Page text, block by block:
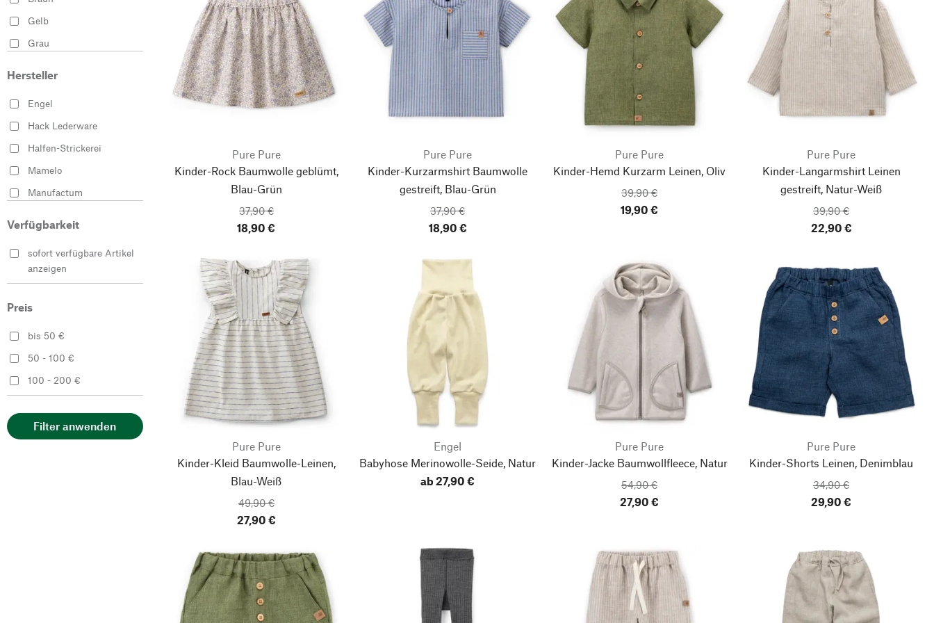
110/116
122/128 134/140
Gelb
Grau
Schwarz
Weiß
Hersteller
Engel
Hack Lederware
Halfen-Strickerei
Mamelo
Manufactum
Verfügbarkeit
sofort verfügbare Artikel
anzeigen
Preis
bis 50 €
50 - 100 €
100 - 200 €
Filter anwenden
Pure Pure
Kinder-Rock Baumwolle geblümt,
Blau-Grün
37,90 €
18,90 €
Pure Pure
Kinder-Kurzarmshirt Baumwolle
gestreift, Blau-Grün
37,90 €
18,90 €
Pure Pure
Kinder-Hemd Kurzarm Leinen, Oliv
39,90 €
19,90 €
Pure Pure
Kinder-Langarmshirt Leinen
gestreift, Natur-Weiß
39,90 €
22,90 €
Pure Pure
Kinder-Kleid Baumwolle-Leinen,
Blau-Weiß
49,90 €
27,90 €
Engel
Babyhose Merinowolle-Seide, Natur
ab 27,90 €
Pure Pure
Kinder-Jacke Baumwollfleece, Natur
54,90 €
27,90 €
Pure Pure
Kinder-Shorts Leinen, Denimblau
34,90 €
29,90 €